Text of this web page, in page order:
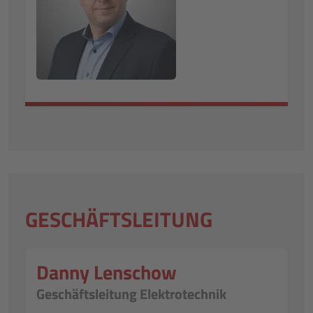
GESCHÄFTSLEITUNG
Danny Lenschow
Geschäftsleitung Elektrotechnik